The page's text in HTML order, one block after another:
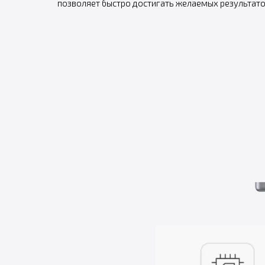
позволяет быстро достигать желаемых